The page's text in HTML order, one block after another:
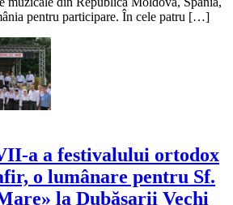
pentru participare. În cele patru […]
a a festivalului ortodox
o lumânare pentru Sf.
la Dubăsarii Vechi